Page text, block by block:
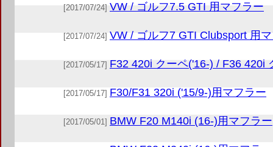
[2017/07/24] VW / ゴルフ7.5 GTI 用マフラー
[2017/07/24] VW / ゴルフ7 GTI Clubsport 用
[2017/05/17] F32 420i クーペ('16-) / F36 420i
[2017/05/17] F30/F31 320i ('15/9-)用マフラー
[2017/05/01] BMW F20 M140i (16-)用マフラー